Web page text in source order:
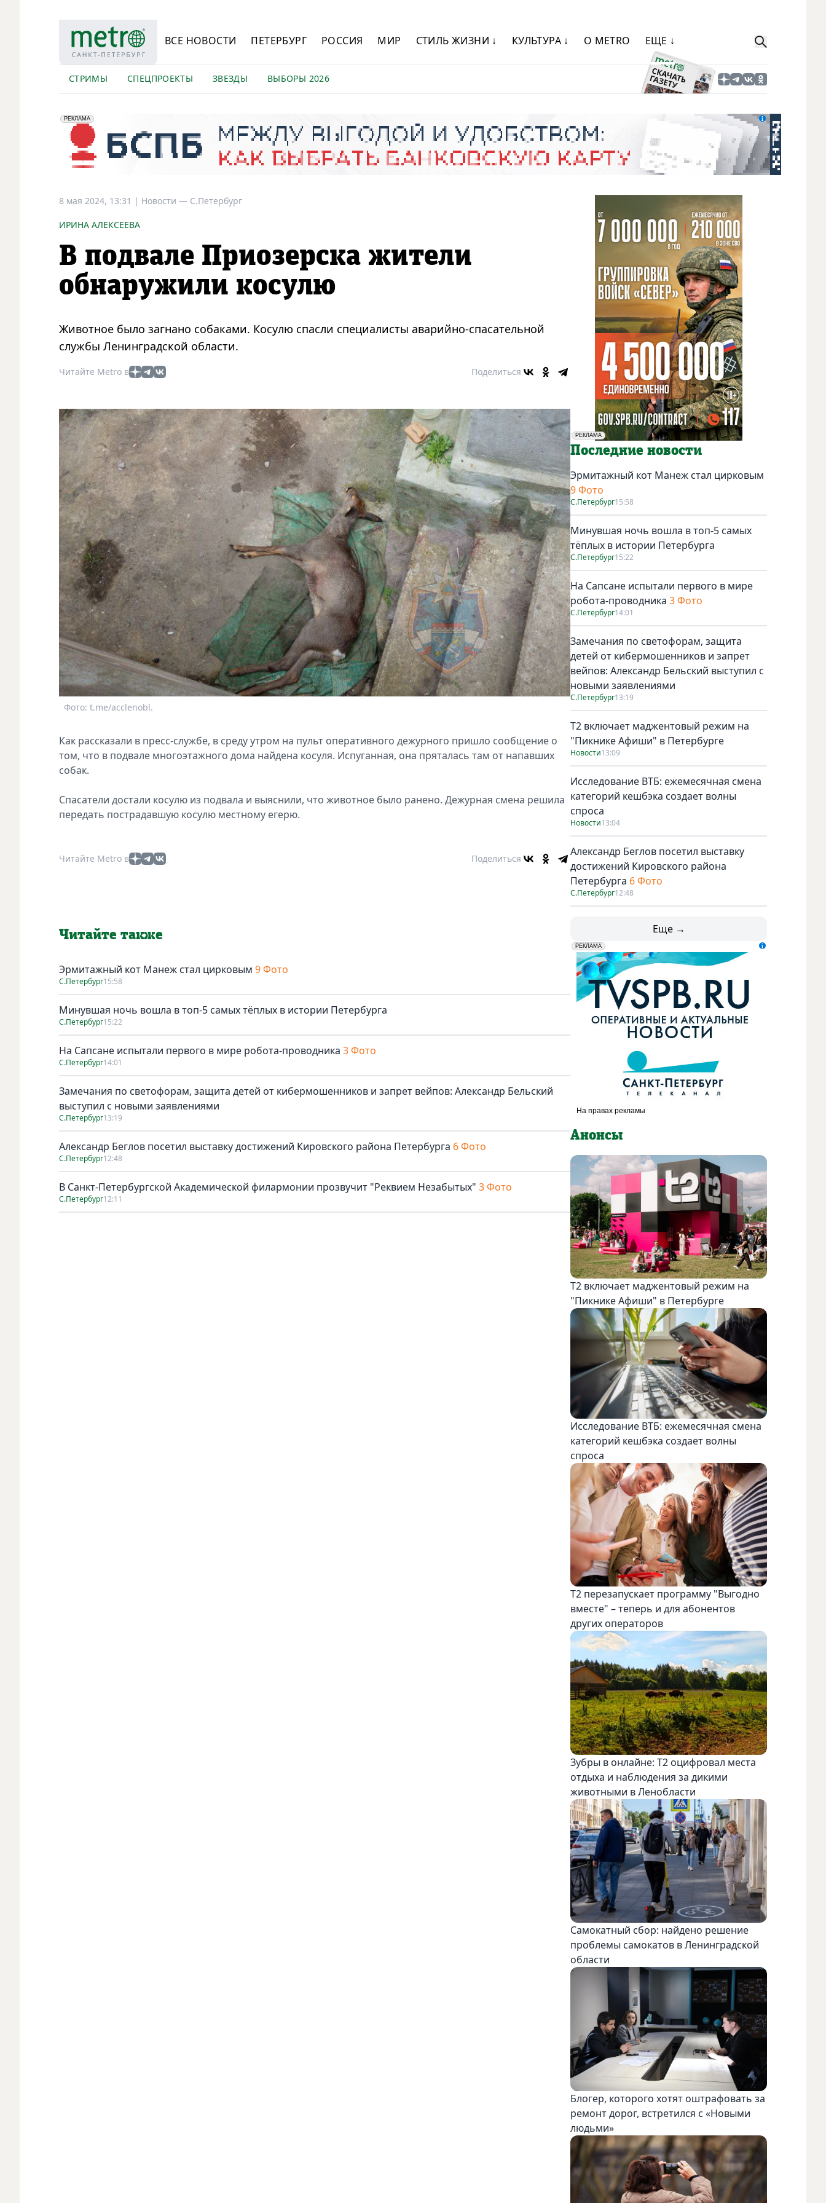
ВСЕ НОВОСТИ ПЕТЕРБУРГ РОССИЯ МИР СТИЛЬ ЖИЗНИ ↓ КУЛЬТУРА ↓ О METRO ЕЩЕ ↓
СТРИМЫ СПЕЦПРОЕКТЫ ЗВЕЗДЫ ВЫБОРЫ 2026
erid: 2VfnxyFybV5
РЕКЛАМА
ПАО "Банк "Санкт-Петербург", ИНН: 7831000027
8 мая 2024, 13:31 | Новости — С.Петербург
ИРИНА АЛЕКСЕЕВА
В подвале Приозерска жители
обнаружили косулю
Животное было загнано собаками. Косулю спасли специалисты аварийно-спасательной
службы Ленинградской области.
Читайте Metro в Поделиться
Фото: t.me/acclenobl.
Как рассказали в пресс-службе, в среду утром на пульт оперативного дежурного пришло сообщение о
том, что в подвале многоэтажного дома найдена косуля. Испуганная, она пряталась там от напавших
собак.
Спасатели достали косулю из подвала и выяснили, что животное было ранено. Дежурная смена решила
передать пострадавшую косулю местному егерю.
Читайте Metro в Поделиться
Читайте также
Эрмитажный кот Манеж стал цирковым 9 Фото
С.Петербург15:58
Минувшая ночь вошла в топ-5 самых тёплых в истории Петербурга
С.Петербург15:22
На Сапсане испытали первого в мире робота-проводника 3 Фото
С.Петербург14:01
Замечания по светофорам, защита детей от кибермошенников и запрет вейпов: Александр Бельский
выступил с новыми заявлениями
С.Петербург13:19
Александр Беглов посетил выставку достижений Кировского района Петербурга 6 Фото
С.Петербург12:48
В Санкт-Петербургской Академической филармонии прозвучит "Реквием Незабытых" 3 Фото
С.Петербург12:11
РЕКЛАМА
Социальная реклама
Последние новости
Эрмитажный кот Манеж стал цирковым
9 Фото
С.Петербург15:58
Минувшая ночь вошла в топ-5 самых
тёплых в истории Петербурга
С.Петербург15:22
На Сапсане испытали первого в мире
робота-проводника 3 Фото
С.Петербург14:01
Замечания по светофорам, защита
детей от кибермошенников и запрет
вейпов: Александр Бельский выступил с
новыми заявлениями
С.Петербург13:19
Т2 включает маджентовый режим на
"Пикнике Афиши" в Петербурге
Новости13:09
Исследование ВТБ: ежемесячная смена
категорий кешбэка создает волны
спроса
Новости13:04
Александр Беглов посетил выставку
достижений Кировского района
Петербурга 6 Фото
С.Петербург12:48
Еще →
erid: LdtCK5udn
РЕКЛАМА
АО "ГАТР", ИНН: 7841320717
Анонсы
Т2 включает маджентовый режим на
"Пикнике Афиши" в Петербурге
Исследование ВТБ: ежемесячная смена
категорий кешбэка создает волны
спроса
Т2 перезапускает программу "Выгодно
вместе" – теперь и для абонентов
других операторов
Зубры в онлайне: Т2 оцифровал места
отдыха и наблюдения за дикими
животными в Ленобласти
Самокатный сбор: найдено решение
проблемы самокатов в Ленинградской
области
Блогер, которого хотят оштрафовать за
ремонт дорог, встретился с «Новыми
людьми»